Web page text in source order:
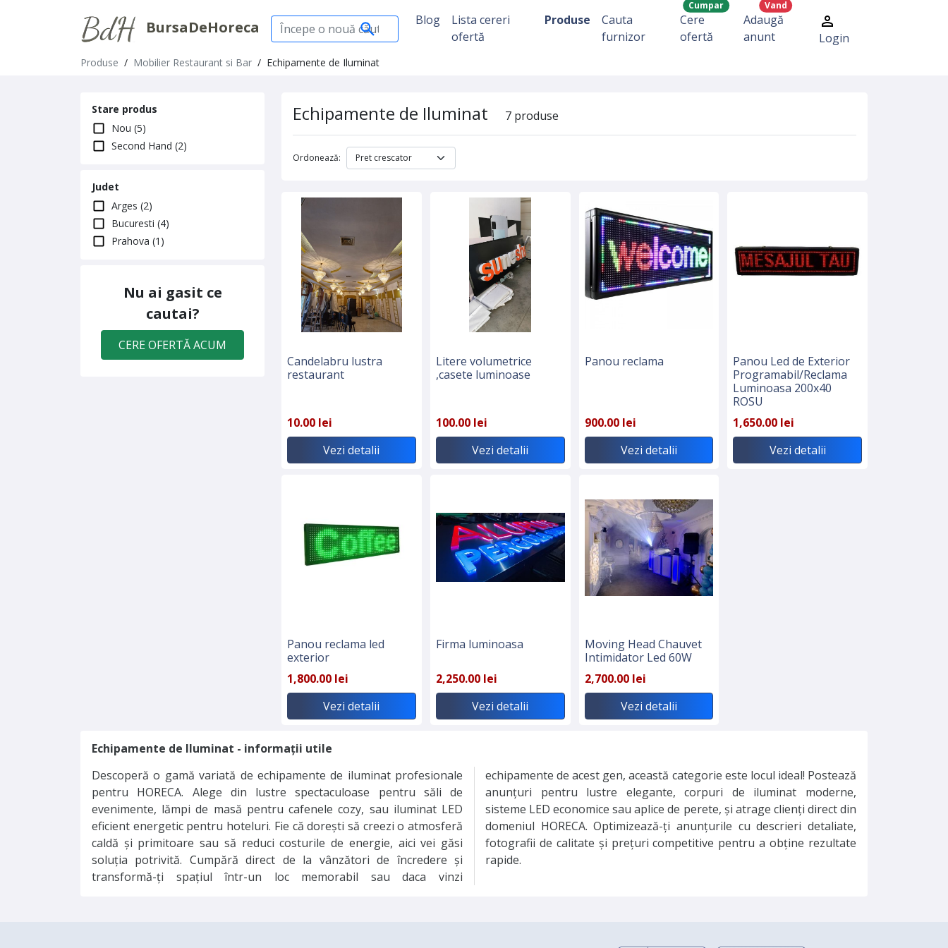
BursaDeHoreca Blog
Lista cereri
ofertă
Produse
Cauta
furnizor
Cere
ofertă
Cumpar
Adaugă
anunt
Vand
Login
Produse / Mobilier Restaurant si Bar / Echipamente de Iluminat
Stare produs
Nou (5)
Second Hand (2)
Judet
Arges (2)
Bucuresti (4)
Prahova (1)
Nu ai gasit ce
cautai?
CERE OFERTĂ ACUM
Echipamente de Iluminat 7 produse
Ordonează:
Candelabru lustra
restaurant
10.00 lei
Vezi detalii
Litere volumetrice
,casete luminoase
100.00 lei
Vezi detalii
Panou reclama
900.00 lei
Vezi detalii
Panou Led de Exterior
Programabil/Reclama
Luminoasa 200x40
ROSU
1,650.00 lei
Vezi detalii
Panou reclama led
exterior
1,800.00 lei
Vezi detalii
Firma luminoasa
2,250.00 lei
Vezi detalii
Moving Head Chauvet
Intimidator Led 60W
2,700.00 lei
Vezi detalii
Echipamente de Iluminat - informații utile
Descoperă o gamă variată de echipamente de iluminat profesionale
pentru HORECA. Alege din lustre spectaculoase pentru săli de
evenimente, lămpi de masă pentru cafenele cozy, sau iluminat LED
eficient energetic pentru hoteluri. Fie că dorești să creezi o atmosferă
caldă și primitoare sau să reduci costurile de energie, aici vei găsi
soluția potrivită. Cumpără direct de la vânzători de încredere și
transformă-ți spațiul într-un loc memorabil sau daca vinzi
echipamente de acest gen, această categorie este locul ideal! Postează
anunțuri pentru lustre elegante, corpuri de iluminat moderne,
sisteme LED economice sau aplice de perete, și atrage clienți direct din
domeniul HORECA. Optimizează-ți anunțurile cu descrieri detaliate,
fotografii de calitate și prețuri competitive pentru a obține rezultate
rapide.